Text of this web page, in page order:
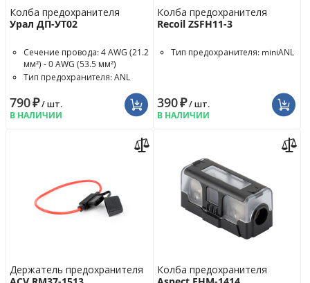
Колба предохранителя
Урал ДП-УТ02
Сечение провода: 4 AWG (21.2
мм²) - 0 AWG (53.5 мм²)
Тип предохранителя: ANL
790₽/ шт.
В НАЛИЧИИ
Колба предохранителя
Recoil ZSFH11-3
Тип предохранителя: miniANL
390₽/ шт.
В НАЛИЧИИ
Держатель предохранителя
Колба предохранителя